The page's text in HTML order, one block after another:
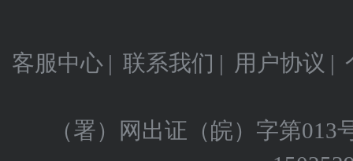
客服中心 | 联系我们 | 用户协议 |
（署）网出证（皖）字第013